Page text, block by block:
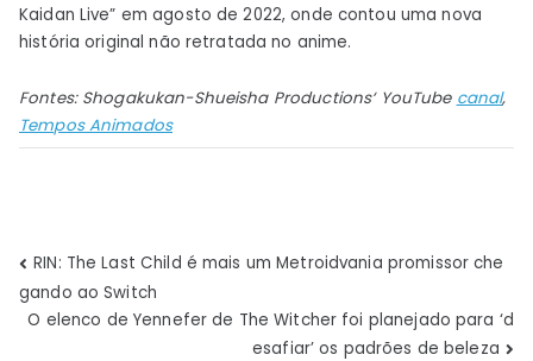
Kaidan Live” em agosto de 2022, onde contou uma nova
história original não retratada no anime.
Fontes: Shogakukan-Shueisha Productions‘ YouTube canal,
Tempos Animados
Navegação
de
RIN: The Last Child é mais um Metroidvania promissor che
gando ao Switch
O elenco de Yennefer de The Witcher foi planejado para ‘d
esafiar’ os padrões de beleza